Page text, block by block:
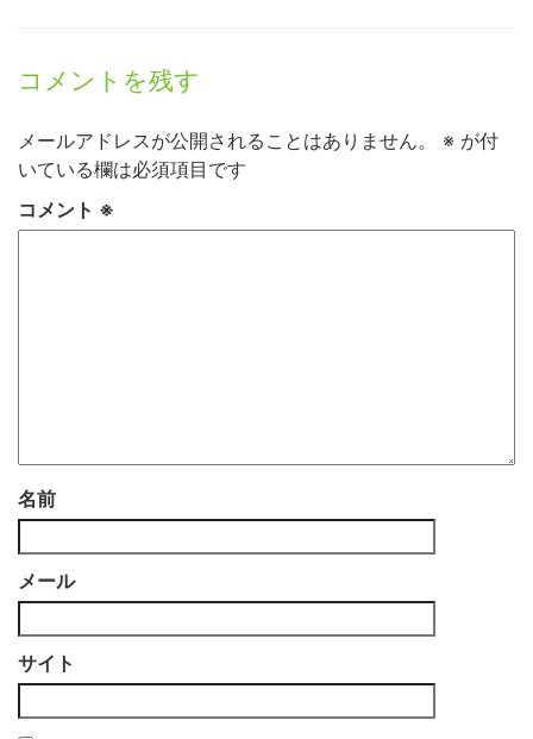
コメントを残す
メールアドレスが公開されることはありません。 ※ が付
いている欄は必須項目です
コメント ※
名前
メール
サイト